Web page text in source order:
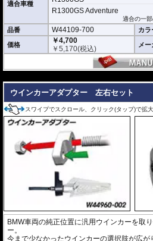
適合車種
R1300GS Adventure
適合の一
品番 W44109-700 カラ
価格
￥4,700
￥5,170(税込) メ
ウインカーアダプター 左右セット
スワイプでスクロール、クリック(タップ)で拡
BMW車両の純正位置に汎用ウインカーを取
ー。
今まで少なかったウインカーの選択肢が広が